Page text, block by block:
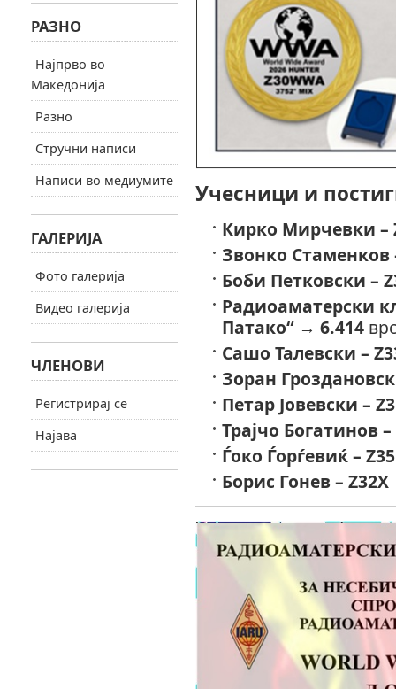
Учесници и
Кирко Мирчевки –
Звонко Стаменков
Боби Петковски –
Радиоаматерски
Патако“→ 6.414
Сашо Талевски –
Зоран
Петар Јовевски –
Трајчо Богатинов –
Ѓоко Ѓорѓевиќ –
Борис Гонев – Z32X
РАЗНО
Најпрво во
Македонија
Разно
Стручни написи
Написи во медиумите
ГАЛЕРИЈА
Фото галерија
Видео галерија
ЧЛЕНОВИ
Регистрирај се
Најава